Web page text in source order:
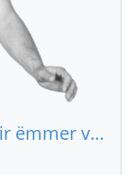
Den David Gyafras huet eis fir ëmmer verlooss